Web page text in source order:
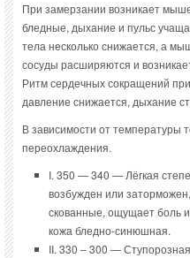
При замерзании возникает
бледные, дыхание и пульс
тела несколько снижается, а
сосуды расширяются и
Ритм сердечных сокращений
давление снижается, дыхание
В зависимости от температуры
переохлаждения.
I. 350 — 340 — Лёгкая
возбужден или
скованные, ощущает боль
кожа бледно-синюшная.
II. 330 – 300 —